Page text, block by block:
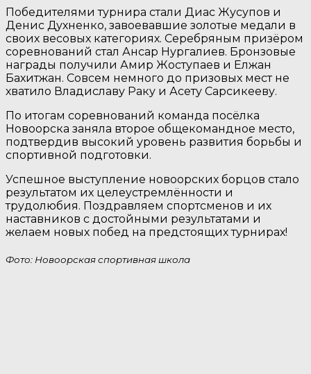
Победителями турнира стали Диас Жусупов и
Денис Духненко, завоевавшие золотые медали в
своих весовых категориях. Серебряным призёром
соревнований стал Ансар Нургалиев. Бронзовые
награды получили Амир Жоступаев и Елжан
Бахитжан. Совсем немного до призовых мест не
хватило Владиславу Раку и Асету Сарсикееву.
По итогам соревнований команда посёлка
Новоорска заняла второе общекомандное место,
подтвердив высокий уровень развития борьбы и
спортивной подготовки.
Успешное выступление новоорских борцов стало
результатом их целеустремлённости и
трудолюбия. Поздравляем спортсменов и их
наставников с достойными результатами и
желаем новых побед на предстоящих турнирах!
Фото: Новоорская спортивная школа